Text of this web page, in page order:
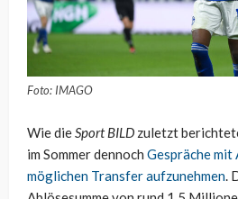
Foto: IMAGO
Wie dieSport BILD zuletzt
im Sommer dennoch Gespräche mit
möglichen Transfer aufzunehmen.